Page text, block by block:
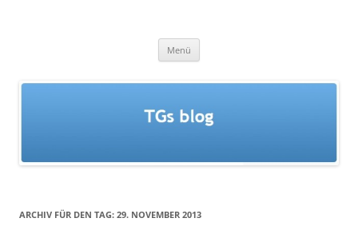
Menü
ARCHIV FÜR DEN TAG: 29. NOVEMBER 2013